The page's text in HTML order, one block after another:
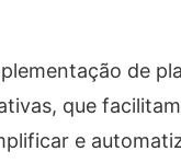
de
que
e